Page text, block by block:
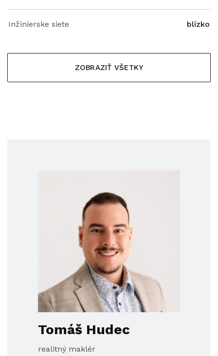
Inžinierske siete blízko
ZOBRAZIŤ VŠETKY
Tomáš Hudec
realitný maklér